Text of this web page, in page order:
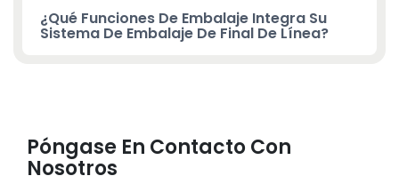
¿Qué Funciones De Embalaje Integra Su
Sistema De Embalaje De Final De Línea?
Póngase En Contacto Con
Nosotros